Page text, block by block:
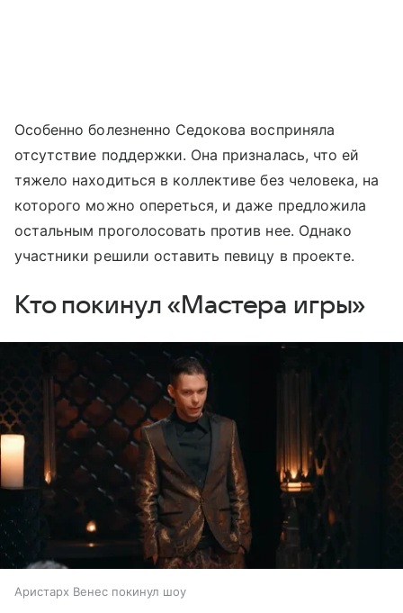
Особенно болезненно Седокова восприняла
отсутствие поддержки. Она призналась, что ей
тяжело находиться в коллективе без человека, на
которого можно опереться, и даже предложила
остальным проголосовать против нее. Однако
участники решили оставить певицу в проекте.
Кто покинул «Мастера игры»
Аристарх Венес покинул шоу